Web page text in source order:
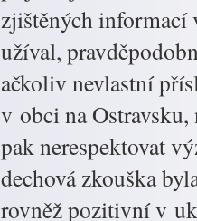
zjištěných informací
užíval,
ačkoliv nevlastní
v obci na
pak nerespektovat
dechová zkouška
rovněž pozitivní v